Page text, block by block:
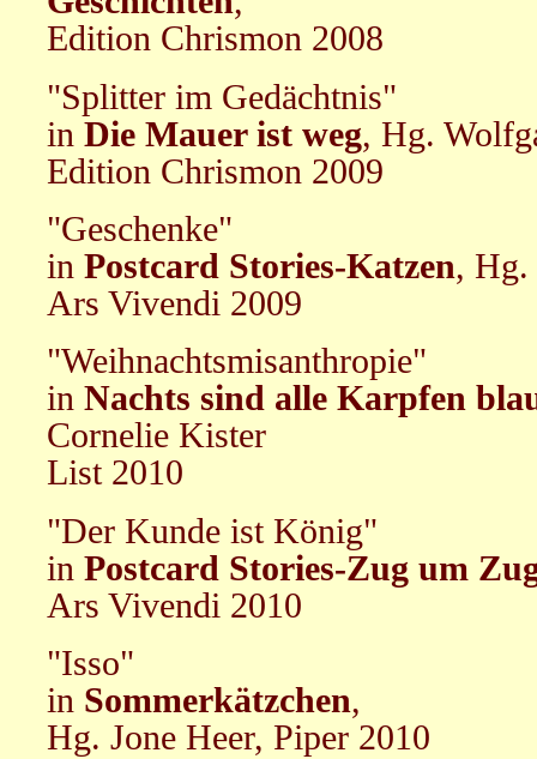
Edition Chrismon 2008
"Splitter im Gedächtnis"
in Die Mauer ist weg, Hg.
Edition Chrismon 2009
"Geschenke"
in Postcard Stories-Katzen, Hg.
Ars Vivendi 2009
"Weihnachtsmisanthropie"
in Nachts sind alle Karpfen
Cornelie Kister
List 2010
"Der Kunde ist König"
in Postcard Stories-Zug um
Ars Vivendi 2010
"Isso"
in Sommerkätzchen,
Hg. Jone Heer, Piper 2010